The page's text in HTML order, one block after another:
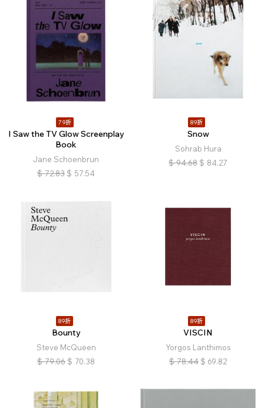
79折
I Saw the TV Glow Screenplay
Book
Jane Schoenbrun
$ 72.83 $ 57.54
89折
Snow
Sohrab Hura
$ 94.68 $ 84.27
89折
Bounty
Steve McQueen
$ 79.06 $ 70.38
89折
VISCIN
Yorgos Lanthimos
$ 78.44 $ 69.82